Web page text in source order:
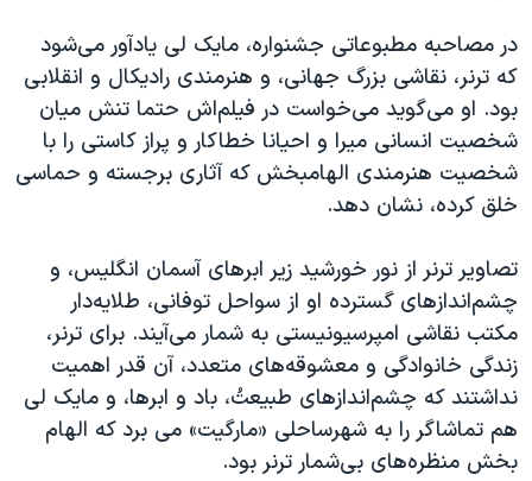
در مصاحبه مطبوعاتی جشنواره، مایک لی یادآور می‌شود
که ترنر، نقاشی بزرگ جهانی، و هنرمندی رادیکال و انقلابی
بود. او می‌گوید می‌خواست در فیلم‌اش حتما تنش میان
شخصیت انسانی میرا و احیانا خطاکار و پراز کاستی را با
شخصیت هنرمندی الهامبخش که آثاری برجسته و حماسی
خلق کرده، نشان دهد.
تصاویر ترنر از نور خورشید زیر ابرهای آسمان انگلیس، و
چشم‌اندازهای گسترده او از سواحل توفانی، طلایه‌دار
مکتب نقاشی امپرسیونیستی به شمار می‌آیند. برای ترنر،
زندگی خانوادگی و معشوقه‌های متعدد، آن قدر اهمیت
نداشتند که چشم‌اندازهای طبیعتُ، باد و ابرها، و مایک لی
هم تماشاگر را به شهرساحلی «مارگیت» می برد که الهام
بخش منظره‌های بی‌شمار ترنر بود.